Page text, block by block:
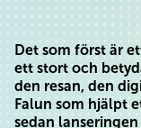
Det som först är
ett stort och
den resan, den
Falun som hjälpt
sedan